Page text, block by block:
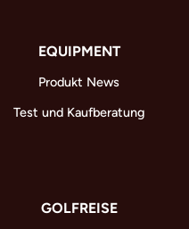
EQUIPMENT
Produkt News
Test und Kaufberatung
GOLFREISE